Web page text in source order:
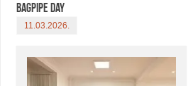
Bagpipe Day
11.03.2026.